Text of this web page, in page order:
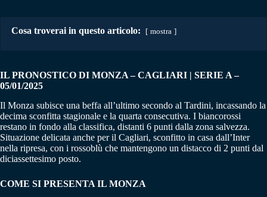
Cosa troverai in questo articolo: mostra
IL PRONOSTICO DI MONZA – CAGLIARI | SERIE A –
05/01/2025
Il Monza subisce una beffa all’ultimo secondo al Tardini, incassando la
decima sconfitta stagionale e la quarta consecutiva. I biancorossi
restano in fondo alla classifica, distanti 6 punti dalla zona salvezza.
Situazione delicata anche per il Cagliari, sconfitto in casa dall’Inter
nella ripresa, con i rossoblù che mantengono un distacco di 2 punti dal
diciassettesimo posto.
COME SI PRESENTA IL MONZA